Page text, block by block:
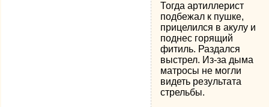
Тогда артиллерист
подбежал к пушке,
прицелился в акулу и
поднес горящий
фитиль. Раздался
выстрел. Из-за дыма
матросы не могли
видеть результата
стрельбы.